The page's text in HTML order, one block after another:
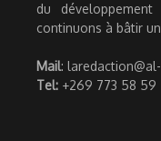
du
continuons à bâtir
Mail:
Tel: +269 773 58 59